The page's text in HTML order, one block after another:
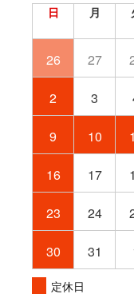
日 月
26 27
2 3
9 10
16 17
23 24
30 31
定休日